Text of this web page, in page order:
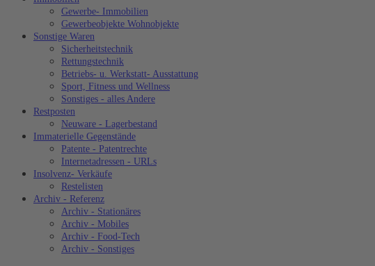
Gewerbe- Immobilien
Gewerbeobjekte Wohnobjekte
Sonstige Waren
Sicherheitstechnik
Rettungstechnik
Betriebs- u. Werkstatt- Ausstattung
Sport, Fitness und Wellness
Sonstiges - alles Andere
Restposten
Neuware - Lagerbestand
Immaterielle Gegenstände
Patente - Patentrechte
Internetadressen - URLs
Insolvenz- Verkäufe
Restelisten
Archiv - Referenz
Archiv - Stationäres
Archiv - Mobiles
Archiv - Food-Tech
Archiv - Sonstiges